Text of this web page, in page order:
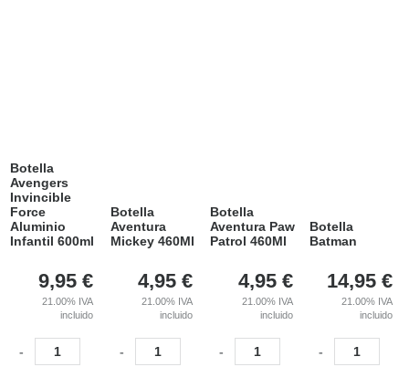
Botella
Avengers
Invincible
Force
Aluminio
Infantil 600ml
9,95 €
21.00% IVA
incluido
-
Botella
Aventura
Mickey 460Ml
4,95 €
21.00% IVA
incluido
-
Botella
Aventura Paw
Patrol 460Ml
4,95 €
21.00% IVA
incluido
-
Botella
Batman
14,95 €
21.00% IVA
incluido
-